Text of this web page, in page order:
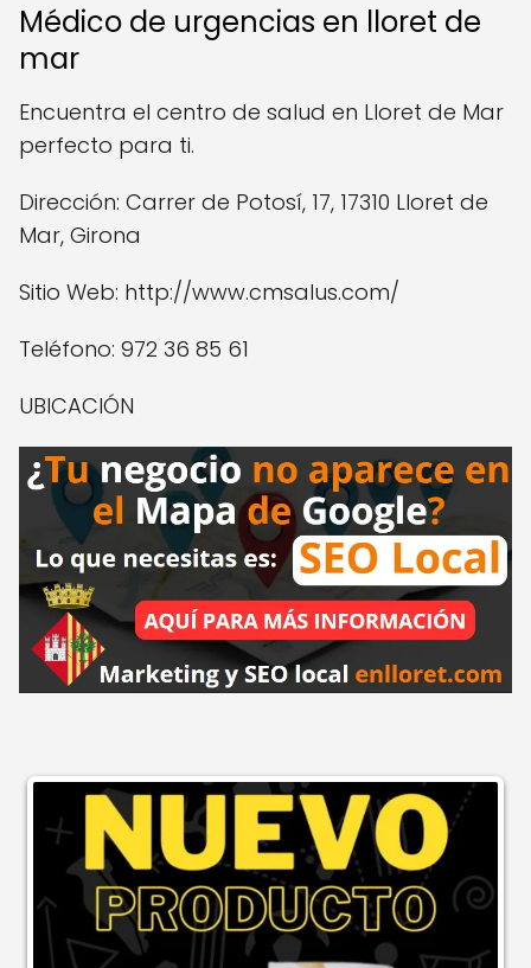
Médico de urgencias en lloret de
mar
Encuentra el centro de salud en Lloret de Mar
perfecto para ti.
Dirección: Carrer de Potosí, 17, 17310 Lloret de
Mar, Girona
Sitio Web: http://www.cmsalus.com/
Teléfono: 972 36 85 61
UBICACIÓN